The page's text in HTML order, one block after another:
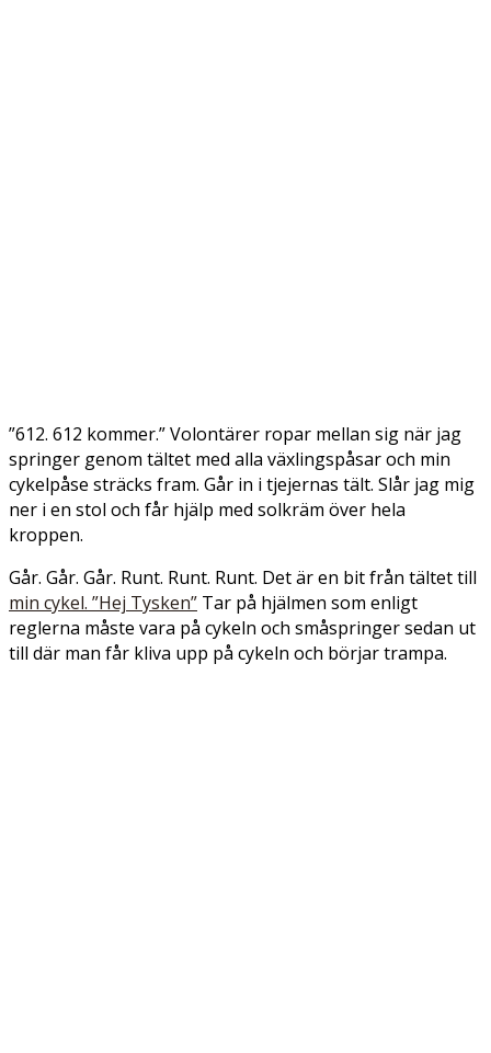
”612. 612 kommer.” Volontärer ropar mellan sig när jag
springer genom tältet med alla växlingspåsar och min
cykelpåse sträcks fram. Går in i tjejernas tält. Slår jag mig
ner i en stol och får hjälp med solkräm över hela
kroppen.
Går. Går. Går. Runt. Runt. Runt. Det är en bit från tältet till
min cykel. ”Hej Tysken” Tar på hjälmen som enligt
reglerna måste vara på cykeln och småspringer sedan ut
till där man får kliva upp på cykeln och börjar trampa.